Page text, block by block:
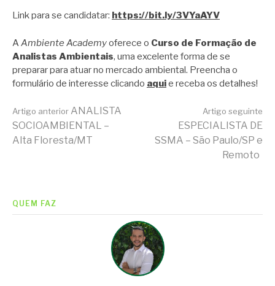
Link para se candidatar: https://bit.ly/3VYaAYV
AAmbiente Academyoferece o Curso de Formação de
Analistas Ambientais, uma excelente forma de se
preparar para atuar no mercado ambiental. Preencha o
formulário de interesse clicando aquie receba os detalhes!
Continue
Artigo anterior ANALISTA
SOCIOAMBIENTAL –
Alta Floresta/MT
Artigo seguinte
ESPECIALISTA DE
SSMA – São Paulo/SP e
Remoto
QUEM FAZ